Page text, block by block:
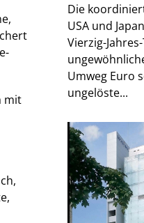
mit
Die
USA und
Vierzig-
Umweg Euro
ungelöste...